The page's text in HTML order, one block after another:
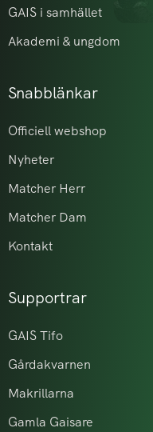
GAIS i samhället
Akademi & ungdom
Snabblänkar
Officiell webshop
Nyheter
Matcher Herr
Matcher Dam
Kontakt
Supportrar
GAIS Tifo
Gårdakvarnen
Makrillarna
Gamla Gaisare